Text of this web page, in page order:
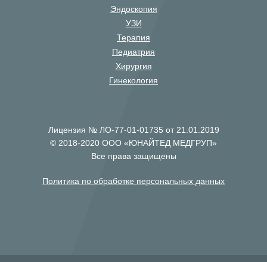
Эндоскопия
УЗИ
Терапия
Педиатрия
Хирургия
Гинекология
Лицензия № ЛО-77-01-01735 от 21.01.2019
© 2018-2020 ООО «ЮНАЙТЕД МЕДГРУП»
Все права защищены
Политика по обработке персональных данных